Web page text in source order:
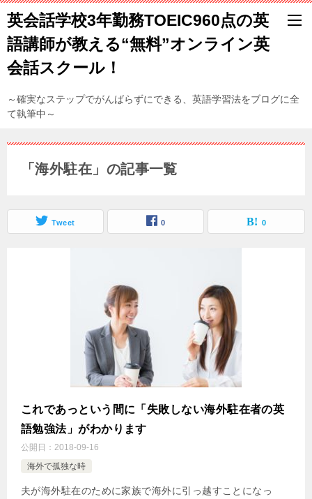
英会話学校3年勤務TOEIC960点の英
語講師が教える“無料”オンライン英
会話スクール！
～確実なステップでがんばらずにできる、英語学習法をブログに全
て執筆中～
「海外駐在」の記事一覧
Tweet 0 0
これであっという間に「失敗しない海外駐在者の英
語勉強法」がわかります
公開日： 2018-09-16
海外で孤独な時
夫が海外駐在のために家族で海外に引っ越すことになっ